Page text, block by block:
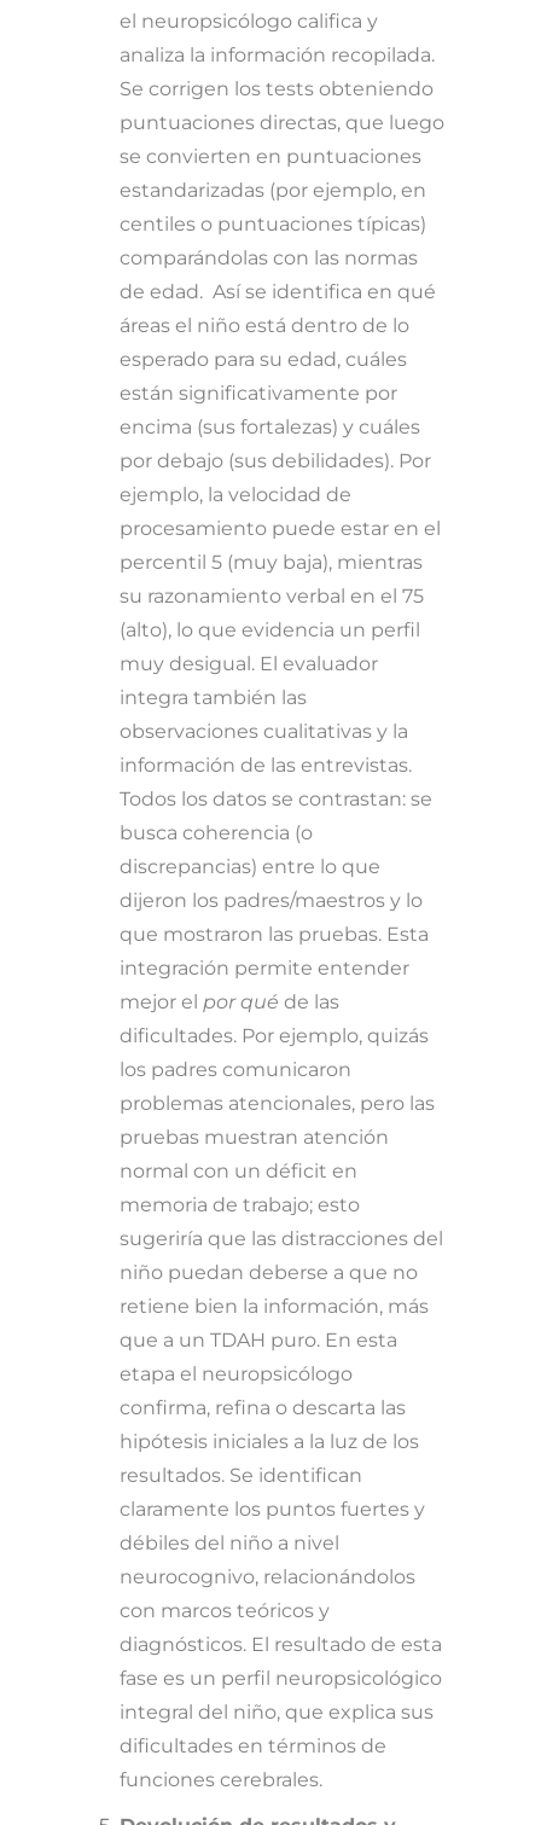
el neuropsicólogo califica y
analiza la información recopilada.
Se corrigen los tests obteniendo
puntuaciones directas, que luego
se convierten en puntuaciones
estandarizadas (por ejemplo, en
centiles o puntuaciones típicas)
comparándolas con las normas
de edad. Así se identifica en qué
áreas el niño está dentro de lo
esperado para su edad, cuáles
están significativamente por
encima (sus fortalezas) y cuáles
por debajo (sus debilidades). Por
ejemplo, la velocidad de
procesamiento puede estar en el
percentil 5 (muy baja), mientras
su razonamiento verbal en el 75
(alto), lo que evidencia un perfil
muy desigual. El evaluador
integra también las
observaciones cualitativas y la
información de las entrevistas.
Todos los datos se contrastan: se
busca coherencia (o
discrepancias) entre lo que
dijeron los padres/maestros y lo
que mostraron las pruebas. Esta
integración permite entender
mejor el por qué de las
dificultades. Por ejemplo, quizás
los padres comunicaron
problemas atencionales, pero las
pruebas muestran atención
normal con un déficit en
memoria de trabajo; esto
sugeriría que las distracciones del
niño puedan deberse a que no
retiene bien la información, más
que a un TDAH puro. En esta
etapa el neuropsicólogo
confirma, refina o descarta las
hipótesis iniciales a la luz de los
resultados. Se identifican
claramente los puntos fuertes y
débiles del niño a nivel
neurocognivo, relacionándolos
con marcos teóricos y
diagnósticos. El resultado de esta
fase es un perfil neuropsicológico
integral del niño, que explica sus
dificultades en términos de
funciones cerebrales.